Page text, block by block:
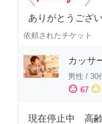
ありがとうござ
依頼されたチケット
カッサ
男性 / 30
sentiment_satisfied 67 sentiment_neutral
現在停止中 高齢